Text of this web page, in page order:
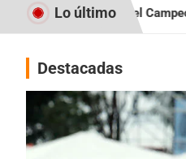
Karting
Lo último
Clausura
Destacadas